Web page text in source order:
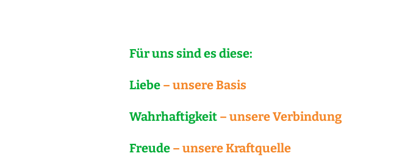
Für uns sind es diese:
Liebe – unsere Basis
Wahrhaftigkeit – unsere Verbindung
Freude – unsere Kraftquelle